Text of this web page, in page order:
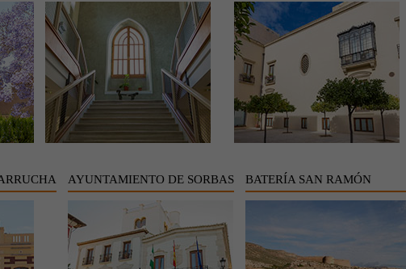
AYUNTAMIENTO DE SORBAS BATERÍA SAN RAMÓN